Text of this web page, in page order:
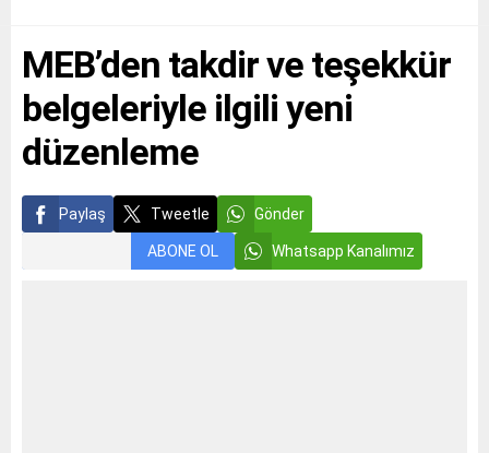
MEB’den takdir ve teşekkür
belgeleriyle ilgili yeni
düzenleme
Paylaş Tweetle Gönder
ABONE OL Whatsapp Kanalımız